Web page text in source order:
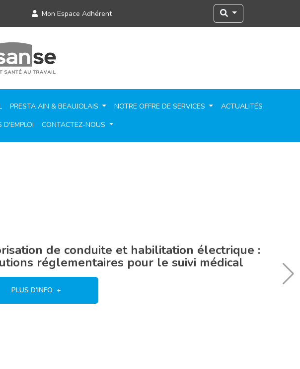
Mon Espace Adhérent
PRESTA AIN & BEAUJOLAIS NOTRE OFFRE DE SERVICES
ACTUALITÉS
D'EMPLOI CONTACTEZ-NOUS
de conduite et habilitation électrique :
réglementaires pour le suivi médical
PLUS D'INFO